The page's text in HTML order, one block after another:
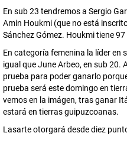
En sub 23 tendremos a Sergio
Amin Houkmi (que no está
Sánchez Gómez. Houkmi tiene
En categoría femenina la líder en
igual que June Arbeo, en sub 20.
prueba para poder ganarlo
prueba será este domingo en
vemos en la imágen, tras ganar
estará en tierras guipuzcoanas.
Lasarte otorgará desde diez